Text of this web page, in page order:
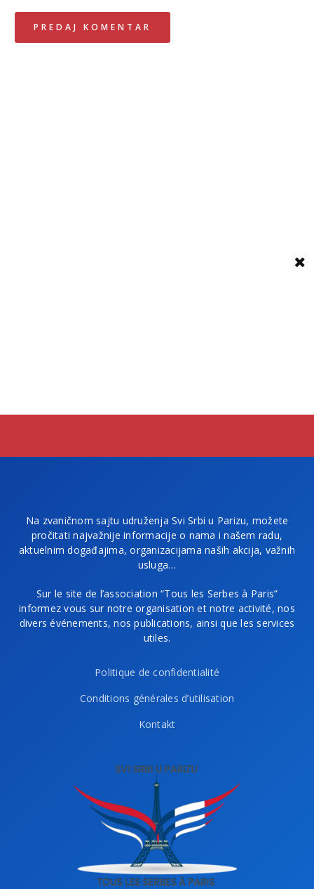
Na zvaničnom sajtu udruženja Svi Srbi u Parizu, možete
pročitati najvažnije informacije o nama i našem radu,
aktuelnim događajima, organizacijama naših akcija, važnih
usluga…
Sur le site de l’association “Tous les Serbes à Paris”
informez vous sur notre organisation et notre activité, nos
divers événements, nos publications, ainsi que les services
utiles.
Politique de confidentialité
Conditions générales d’utilisation
Kontakt